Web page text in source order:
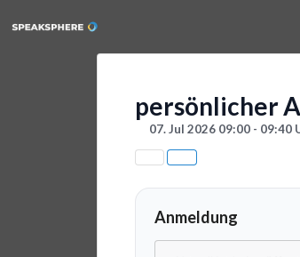
persönlicher
07. Jul 2026 09:00 - 09:40
Anmeldung